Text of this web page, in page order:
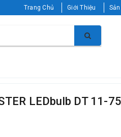
Trang Chủ Giới Thiệu
LEDbulb DT 11-